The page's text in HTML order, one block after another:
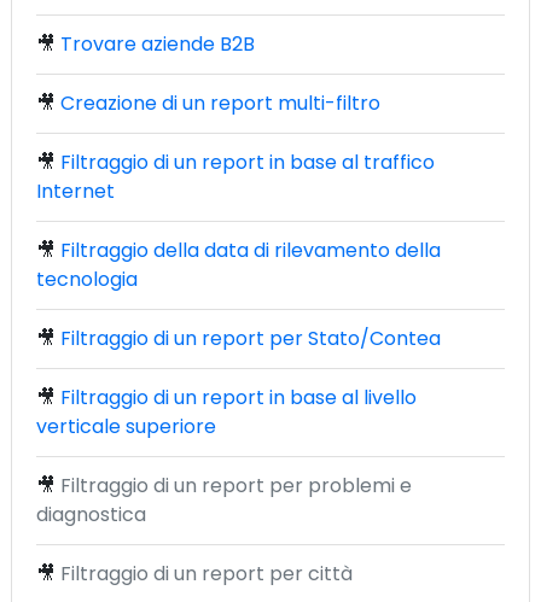
🎥 Trovare aziende B2B
🎥 Creazione di un report multi-filtro
🎥 Filtraggio di un report in base al traffico
Internet
🎥 Filtraggio della data di rilevamento della
tecnologia
🎥 Filtraggio di un report per Stato/Contea
🎥 Filtraggio di un report in base al livello
verticale superiore
🎥 Filtraggio di un report per problemi e
diagnostica
🎥 Filtraggio di un report per città